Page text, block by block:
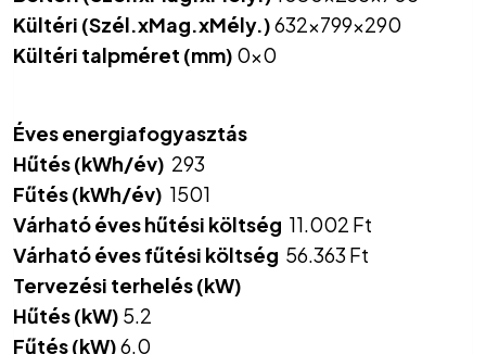
Kültéri (Szél.xMag.xMély.)632x799x290
Kültéri talpméret (mm) 0x0
Éves energiafogyasztás
Hűtés (kWh/év) 293
Fűtés (kWh/év) 1501
Várható éves hűtési költség 11.002 Ft
Várható éves fűtési költség 56.363 Ft
Tervezési terhelés (kW)
Hűtés (kW) 5.2
Fűtés (kW)6.0